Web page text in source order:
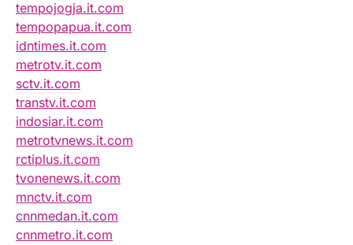
tempojogja.it.com
tempopapua.it.com
idntimes.it.com
metrotv.it.com
sctv.it.com
transtv.it.com
indosiar.it.com
metrotvnews.it.com
rctiplus.it.com
tvonenews.it.com
mnctv.it.com
cnnmedan.it.com
cnnmetro.it.com